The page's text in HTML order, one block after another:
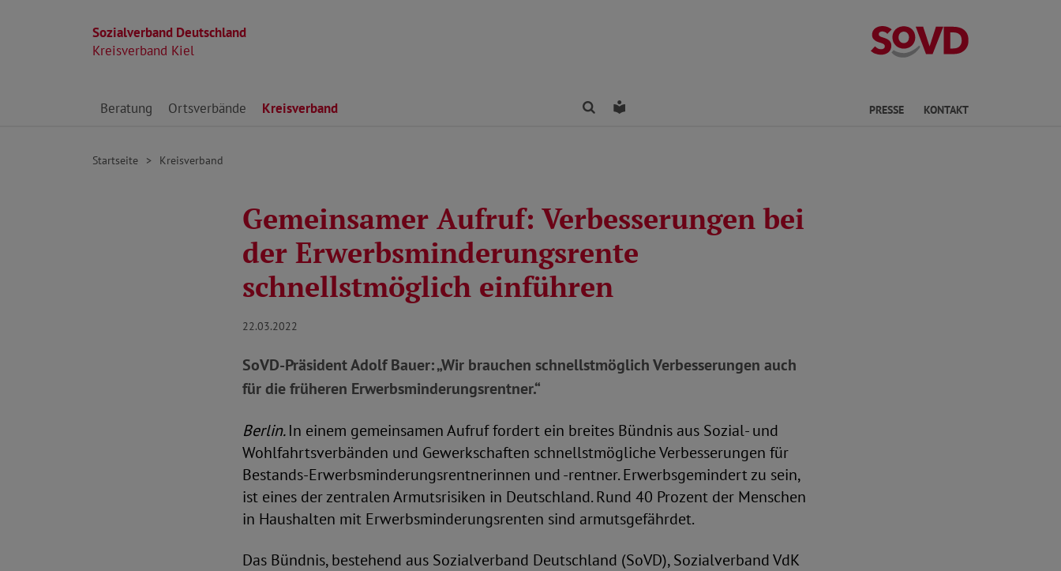
Sozialverband Deutschland
Kreisverband Kiel
Kreisverband
Direkt zu den Inhalten springen
Beratung Ortsverbände Kreisverband FindenLeichte Sprache PRESSE KONTAKT
Startseite Kreisverband
Gemeinsamer Aufruf: Verbesserungen bei
der Erwerbsminderungsrente
schnellstmöglich einführen
22.03.2022
SoVD-Präsident Adolf Bauer: „Wir brauchen schnellstmöglich Verbesserungen auch
für die früheren Erwerbsminderungsrentner.“
Berlin.In einem gemeinsamen Aufruf fordert ein breites Bündnis aus Sozial- und
Wohlfahrtsverbänden und Gewerkschaften schnellstmögliche Verbesserungen für
Bestands-Erwerbsminderungsrentnerinnen und -rentner. Erwerbsgemindert zu sein,
ist eines der zentralen Armutsrisiken in Deutschland. Rund 40 Prozent der Menschen
in Haushalten mit Erwerbsminderungsrenten sind armutsgefährdet.
Das Bündnis, bestehend aus Sozialverband Deutschland (SoVD), Sozialverband VdK